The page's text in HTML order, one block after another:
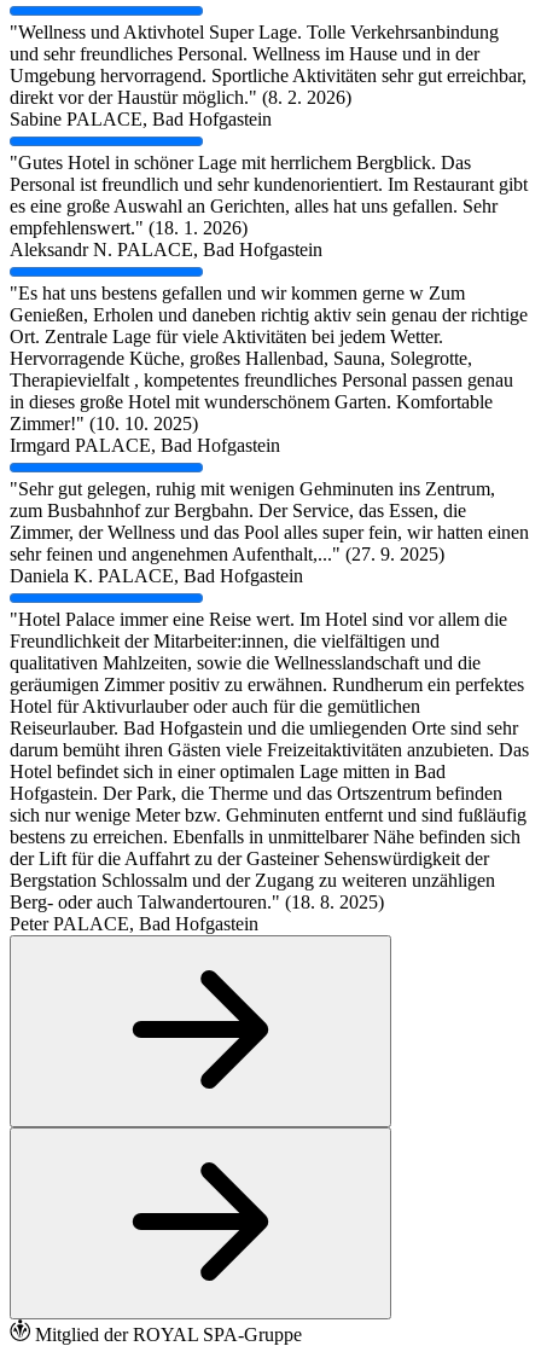
"Wellness und Aktivhotel Super Lage. Tolle Verkehrsanbindung
und sehr freundliches Personal. Wellness im Hause und in der
Umgebung hervorragend. Sportliche Aktivitäten sehr gut erreichbar,
direkt vor der Haustür möglich." (8. 2. 2026)
Sabine PALACE, Bad Hofgastein
"Gutes Hotel in schöner Lage mit herrlichem Bergblick. Das
Personal ist freundlich und sehr kundenorientiert. Im Restaurant gibt
es eine große Auswahl an Gerichten, alles hat uns gefallen. Sehr
empfehlenswert." (18. 1. 2026)
Aleksandr N. PALACE, Bad Hofgastein
"Es hat uns bestens gefallen und wir kommen gerne w Zum
Genießen, Erholen und daneben richtig aktiv sein genau der richtige
Ort. Zentrale Lage für viele Aktivitäten bei jedem Wetter.
Hervorragende Küche, großes Hallenbad, Sauna, Solegrotte,
Therapievielfalt , kompetentes freundliches Personal passen genau
in dieses große Hotel mit wunderschönem Garten. Komfortable
Zimmer!" (10. 10. 2025)
Irmgard PALACE, Bad Hofgastein
"Sehr gut gelegen, ruhig mit wenigen Gehminuten ins Zentrum,
zum Busbahnhof zur Bergbahn. Der Service, das Essen, die
Zimmer, der Wellness und das Pool alles super fein, wir hatten einen
sehr feinen und angenehmen Aufenthalt,..." (27. 9. 2025)
Daniela K. PALACE, Bad Hofgastein
"Hotel Palace immer eine Reise wert. Im Hotel sind vor allem die
Freundlichkeit der Mitarbeiter:innen, die vielfältigen und
qualitativen Mahlzeiten, sowie die Wellnesslandschaft und die
geräumigen Zimmer positiv zu erwähnen. Rundherum ein perfektes
Hotel für Aktivurlauber oder auch für die gemütlichen
Reiseurlauber. Bad Hofgastein und die umliegenden Orte sind sehr
darum bemüht ihren Gästen viele Freizeitaktivitäten anzubieten. Das
Hotel befindet sich in einer optimalen Lage mitten in Bad
Hofgastein. Der Park, die Therme und das Ortszentrum befinden
sich nur wenige Meter bzw. Gehminuten entfernt und sind fußläufig
bestens zu erreichen. Ebenfalls in unmittelbarer Nähe befinden sich
der Lift für die Auffahrt zu der Gasteiner Sehenswürdigkeit der
Bergstation Schlossalm und der Zugang zu weiteren unzähligen
Berg- oder auch Talwandertouren." (18. 8. 2025)
Peter PALACE, Bad Hofgastein
Mitglied der ROYAL SPA-Gruppe